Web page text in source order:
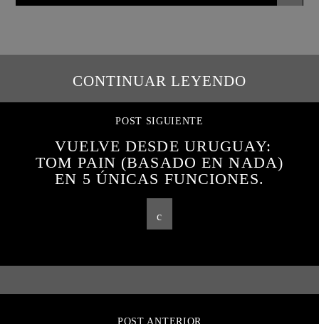
CONTINUAR LEYENDO
POST SIGUIENTE
VUELVE DESDE URUGUAY:
TOM PAIN (BASADO EN NADA)
EN 5 ÚNICAS FUNCIONES.
POST ANTERIOR